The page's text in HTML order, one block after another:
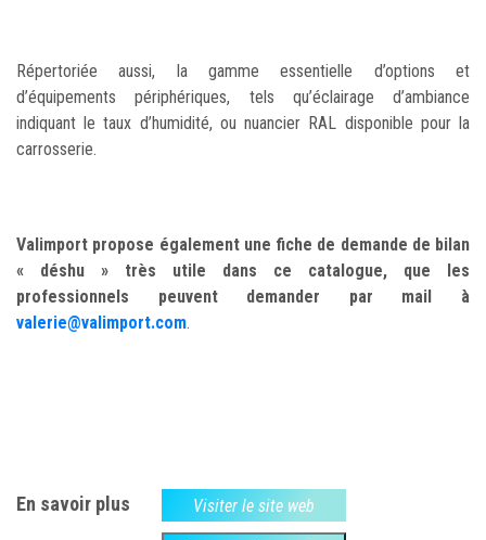
Répertoriée aussi, la gamme essentielle d’options et
d’équipements périphériques, tels qu’éclairage d’ambiance
indiquant le taux d’humidité, ou nuancier RAL disponible pour la
carrosserie.
Valimport propose également une fiche de demande de bilan
« déshu » très utile dans ce catalogue, que les
professionnels peuvent demander par mail à
valerie@valimport.com.
En savoir plus Visiter le site web